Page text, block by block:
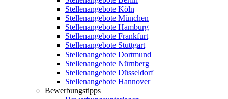
Stellenangebote Köln
Stellenangebote München
Stellenangebote Hamburg
Stellenangebote Frankfurt
Stellenangebote Stuttgart
Stellenangebote Dortmund
Stellenangebote Nürnberg
Stellenangebote Düsseldorf
Stellenangebote Hannover
Bewerbungstipps